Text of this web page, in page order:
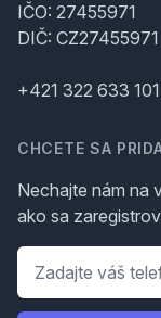
IČO: 27455971
DIČ: CZ27455971
+421 322 633
CHCETE SA
Nechajte nám na
ako sa
Telefón